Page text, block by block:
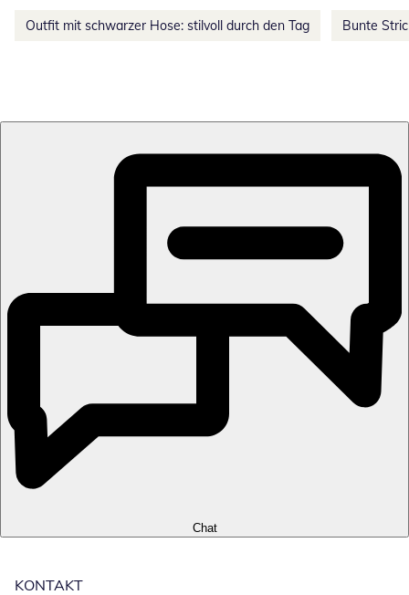
Outfit mit schwarzer Hose: stilvoll durch den Tag Bunte
Chat
KONTAKT